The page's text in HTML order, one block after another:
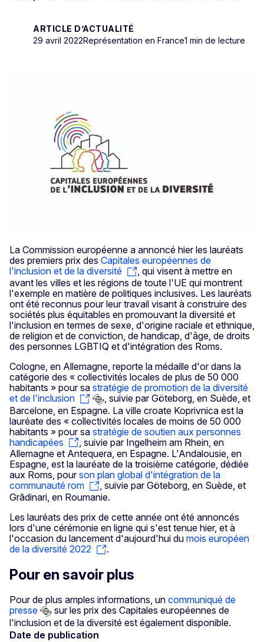
ARTICLE D’ACTUALITÉ
29 avril 2022Représentation en France1 min de lecture
La Commission européenne a annoncé hier les lauréats
des premiers prix des Capitales européennes de
l'inclusion et de la diversité
, qui visent à mettre en
avant les villes et les régions de toute l'UE qui montrent
l'exemple en matière de politiques inclusives. Les lauréats
ont été reconnus pour leur travail visant à construire des
sociétés plus équitables en promouvant la diversité et
l'inclusion en termes de sexe, d'origine raciale et ethnique,
de religion et de conviction, de handicap, d'âge, de droits
des personnes LGBTIQ et d'intégration des Roms.
Cologne, en Allemagne, reporte la médaille d'or dans la
catégorie des « collectivités locales de plus de 50 000
habitants » pour sa stratégie de promotion de la diversité
et de l'inclusion
, suivie par Göteborg, en Suède, et
Barcelone, en Espagne. La ville croate Koprivnica est la
lauréate des « collectivités locales de moins de 50 000
habitants » pour sa stratégie de soutien aux personnes
handicapées
, suivie par Ingelheim am Rhein, en
Allemagne et Antequera, en Espagne. L'Andalousie, en
Espagne, est la lauréate de la troisième catégorie, dédiée
aux Roms, pourson plan global d'intégration de la
communauté rom
, suivie par Göteborg, en Suède, et
Grădinari, en Roumanie.
Les lauréats des prix de cette année ont été annoncés
lors d'une cérémonie en ligne qui s'est tenue hier, et à
l'occasion du lancement d'aujourd'hui du mois européen
de la diversité 2022
.
Pour en savoir plus
Pour de plus amples informations, un communiqué de
presse
sur les prix des Capitales européennes de
l'inclusion et de la diversité est également disponible.
Date de publication